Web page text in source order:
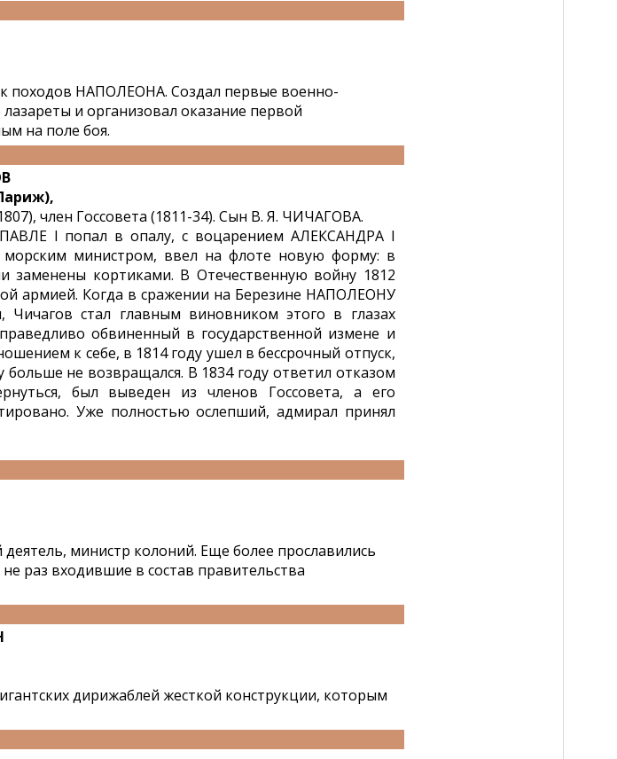
походов НАПОЛЕОНА. Создал первые военно-
и организовал оказание первой
на поле боя.
член Госсовета (1811-34). Сын В. Я. ЧИЧАГОВА.
I попал в опалу, с воцарением АЛЕКСАНДРА I
морским министром, ввел на флоте новую форму: в
заменены кортиками. В Отечественную войну 1812
армией. Когда в сражении на Березине НАПОЛЕОНУ
Чичагов стал главным виновником этого в глазах
обвиненный в государственной измене и
к себе, в 1814 году ушел в бессрочный отпуск,
больше не возвращался. В 1834 году ответил отказом
был выведен из членов Госсовета, а его
Уже полностью ослепший, адмирал принял
деятель, министр колоний. Еще более прославились
раз входившие в состав правительства
дирижаблей жесткой конструкции, которым